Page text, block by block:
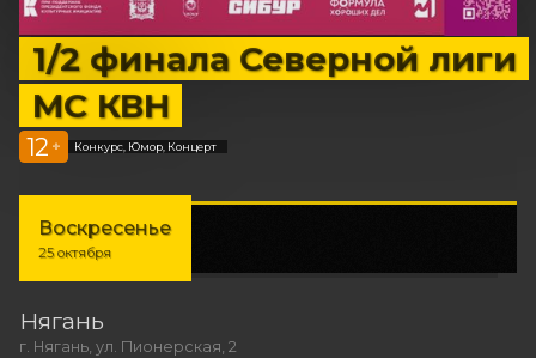
1/2 финала Северной лиги
МС КВН
12 + Конкурс, Юмор, Концерт
Воскресенье
25 октября
Нягань
г. Нягань, ул. Пионерская, 2